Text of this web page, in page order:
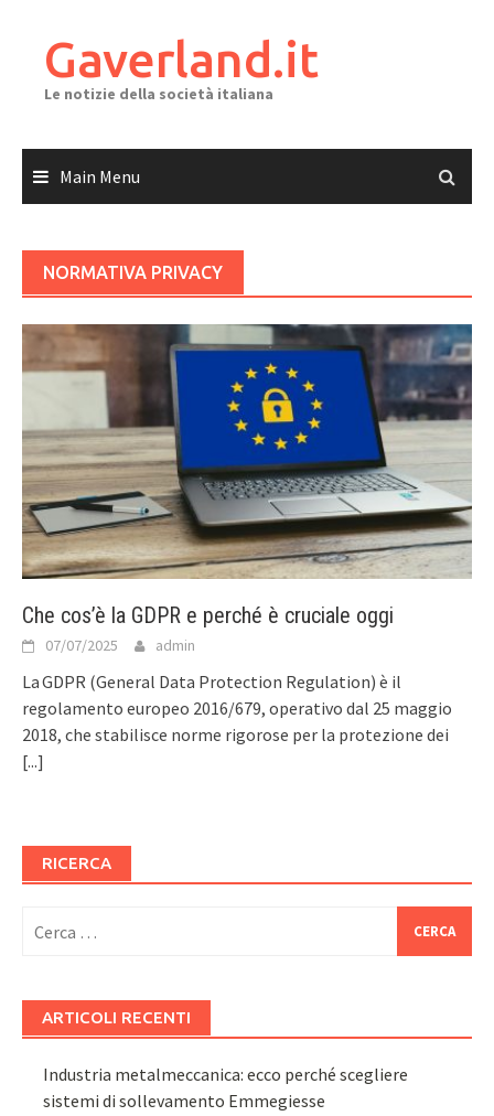
contentGaverland.it
Le notizie della società italiana
Main Menu
NORMATIVA PRIVACY
Che cos’è la GDPR e perché è cruciale oggi
07/07/2025 admin
La GDPR (General Data Protection Regulation) è il
regolamento europeo 2016/679, operativo dal 25 maggio
2018, che stabilisce norme rigorose per la protezione dei
[...]
RICERCA
per:
ARTICOLI RECENTI
Industria metalmeccanica: ecco perché scegliere
sistemi di sollevamento Emmegiesse